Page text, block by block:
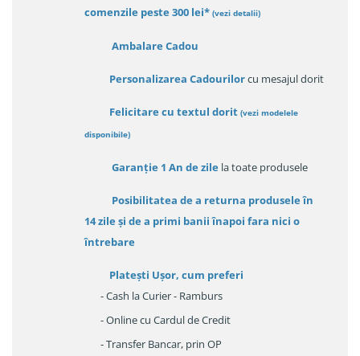
comenzile peste 300 lei* (vezi detalii)
Ambalare Cadou
Personalizarea Cadourilorcu mesajul dorit
Felicitare cu textul dorit (vezi modelele
disponibile)
Garanție 1 An de zile la toate produsele
Posibilitatea de a returna produsele în
14 zileși de a primi banii înapoi fara nici o
întrebare
Platești Ușor, cum preferi
- Cash la Curier - Ramburs
- Online cu Cardul de Credit
- Transfer Bancar, prin OP